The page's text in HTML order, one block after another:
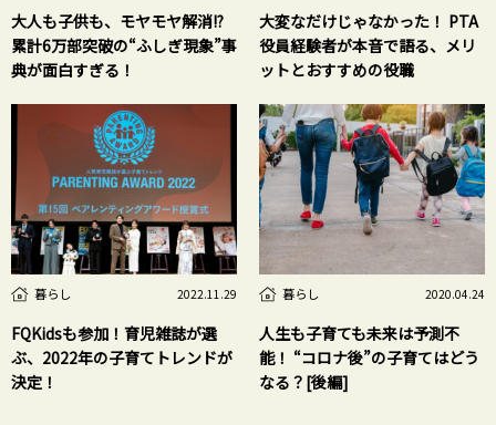
大人も子供も、モヤモヤ解消!?
累計6万部突破の“ふしぎ現象”事
典が面白すぎる！
大変なだけじゃなかった！ PTA
役員経験者が本音で語る、メリ
ットとおすすめの役職
暮らし 2022.11.29
FQKidsも参加！育児雑誌が選
ぶ、2022年の⼦育てトレンドが
決定！
暮らし 2020.04.24
人生も子育ても未来は予測不
能！ “コロナ後”の子育てはどう
なる？[後編]